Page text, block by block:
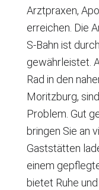
Arztpraxen,
erreichen. Die
S-Bahn ist
gewährleistet.
Rad in den
Moritzburg,
Problem. Gut
bringen Sie an
Gaststätten
einem
bietet Ruhe